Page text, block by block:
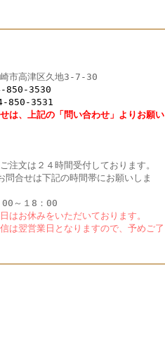
市高津区久地3-7-30
3530
3531
は、上記の「問い合わせ」よりお願い
注文は２４時間受付しております。
問合せは下記の時間帯にお願いしま
～１8：00
お休みをいただいております。
は翌営業日となりますので、予めご了